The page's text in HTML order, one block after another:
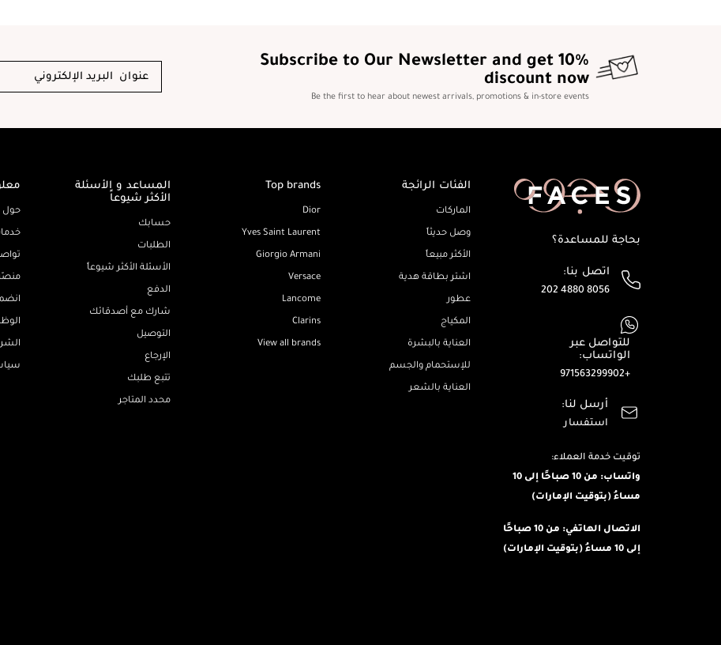
Subscribe to Our Newsletter and get 10%
discount now
Be the first to hear about newest arrivals, promotions & in-store events
بحاجة للمساعدة؟
اتصل بنا:
202 4880 8056
للتواصل عبر
الواتساب:
+971563299902
أرسل لنا:
استفسار
توقيت خدمة العملاء:
واتساب: من 10 صباحًا إلى 10
مساءُ (بتوقيت الإمارات)
الاتصال الهاتفي: من 10 صباحًا
إلى 10 مساءُ (بتوقيت الإمارات)
الفئات الرائجة
الماركات
وصل حديثاً
الأكثر مبيعاً
اشترِ بطاقة هدية
عطور
المكياج
العناية بالبشرة
للإستحمام والجسم
العناية بالشعر
Top brands
Dior
Yves Saint Laurent
Giorgio Armani
Versace
Lancome
Clarins
View all brands
المساعد و الأسئلة
الأكثر شيوعاً
حسابك
الطلبات
الأسئلة الأكثر شيوعاً
الدفع
شارك مع أصدقائك
التوصيل
الإرجاع
تتبع طلبك
محدد المتاجر
حول